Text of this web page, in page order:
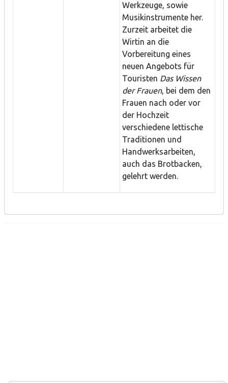
Werkzeuge, sowie
Musikinstrumente her.
Zurzeit arbeitet die
Wirtin an die
Vorbereitung eines
neuen Angebots für
Touristen Das Wissen
der Frauen, bei dem den
Frauen nach oder vor
der Hochzeit
verschiedene lettische
Traditionen und
Handwerksarbeiten,
auch das Brotbacken,
gelehrt werden.